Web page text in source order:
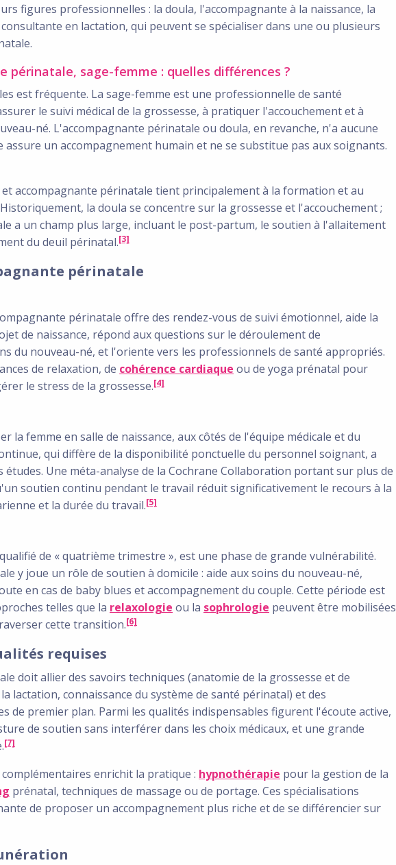
figures professionnelles : la doula, l'accompagnante à la naissance, la
en lactation, qui peuvent se spécialiser dans une ou plusieurs
périnatale, sage-femme : quelles différences ?
est fréquente. La sage-femme est une professionnelle de santé
le suivi médical de la grossesse, à pratiquer l'accouchement et à
né. L'accompagnante périnatale ou doula, en revanche, n'a aucune
assure un accompagnement humain et ne se substitue pas aux soignants.
accompagnante périnatale tient principalement à la formation et au
la doula se concentre sur la grossesse et l'accouchement ;
a un champ plus large, incluant le post-partum, le soutien à l'allaitement
du deuil périnatal.[3]
périnatale
périnatale offre des rendez-vous de suivi émotionnel, aide la
de naissance, répond aux questions sur le déroulement de
du nouveau-né, et l'oriente vers les professionnels de santé appropriés.
de relaxation, de cohérence cardiaque ou de yoga prénatal pour
le stress de la grossesse.[4]
la femme en salle de naissance, aux côtés de l'équipe médicale et du
qui diffère de la disponibilité ponctuelle du personnel soignant, a
Une méta-analyse de la Cochrane Collaboration portant sur plus de
soutien continu pendant le travail réduit significativement le recours à la
et la durée du travail.[5]
de « quatrième trimestre », est une phase de grande vulnérabilité.
y joue un rôle de soutien à domicile : aide aux soins du nouveau-né,
en cas de baby blues et accompagnement du couple. Cette période est
telles que la relaxologie ou la sophrologie peuvent être mobilisées
cette transition.[6]
requises
doit allier des savoirs techniques (anatomie de la grossesse et de
lactation, connaissance du système de santé périnatal) et des
de premier plan. Parmi les qualités indispensables figurent l'écoute active,
de soutien sans interférer dans les choix médicaux, et une grande
[7]
enrichit la pratique : hypnothérapie pour la gestion de la
prénatal, techniques de massage ou de portage. Ces spécialisations
de proposer un accompagnement plus riche et de se différencier sur